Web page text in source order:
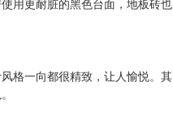
用更耐脏的黑色台面 ，地板砖也
格一向都很精致，让人愉悦。其